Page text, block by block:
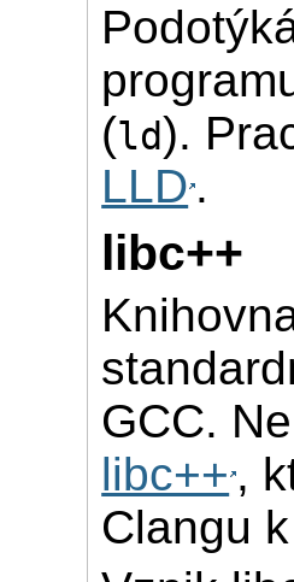
(ld).
LLD .
libc++
GCC.
libc++ ,
Clangu